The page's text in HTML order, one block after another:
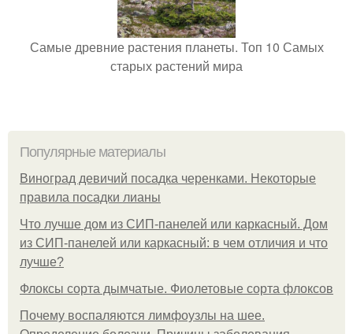
Самые древние растения планеты. Топ 10 Самых
старых растений мира
Популярные материалы
Виноград девичий посадка черенками. Некоторые
правила посадки лианы
Что лучше дом из СИП-панелей или каркасный. Дом
из СИП-панелей или каркасный: в чем отличия и что
лучше?
Флоксы сорта дымчатые. Фиолетовые сорта флоксов
Почему воспаляются лимфоузлы на шее.